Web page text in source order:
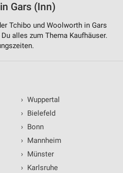
Gars (Inn)
Tchibo und Woolworth in Gars
alles zum Thema Kaufhäuser.
› Wuppertal
› Bielefeld
› Bonn
› Mannheim
› Münster
› Karlsruhe